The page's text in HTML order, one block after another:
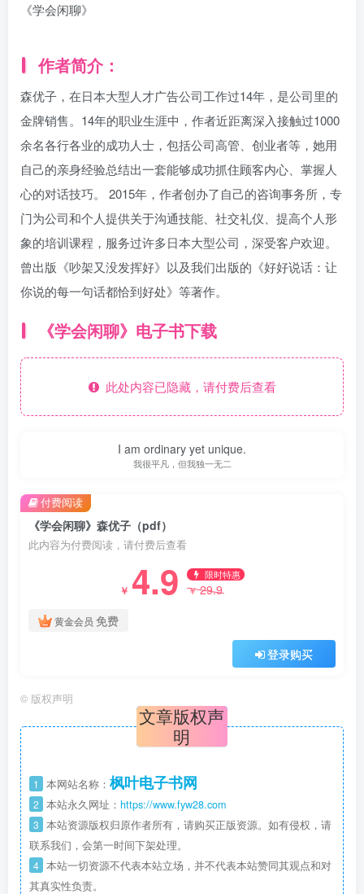
《学会闲聊》
作者简介：
森优子，在日本大型人才广告公司工作过14年，是公司里的
金牌销售。14年的职业生涯中，作者近距离深入接触过1000
余名各行各业的成功人士，包括公司高管、创业者等，她用
自己的亲身经验总结出一套能够成功抓住顾客内心、掌握人
心的对话技巧。 2015年，作者创办了自己的咨询事务所，专
门为公司和个人提供关于沟通技能、社交礼仪、提高个人形
象的培训课程，服务过许多日本大型公司，深受客户欢迎。
曾出版《吵架又没发挥好》以及我们出版的《好好说话：让
你说的每一句话都恰到好处》等著作。
《学会闲聊》电子书下载
此处内容已隐藏，请付费后查看
I am ordinary yet unique.
我很平凡，但我独一无二
《学会闲聊》森优子（pdf）
此内容为付费阅读，请付费后查看
￥ 4.9 限时特惠
￥29.9
黄金会员 免费
登录购买
付费阅读
© 版权声明
文章版权声
明
1 本网站名称： 枫叶电子书网
2 本站永久网址： https://www.fyw28.com
3 本站资源版权归原作者所有，请购买正版资源。如有侵权，请
联系我们，会第一时间下架处理。
4 本站一切资源不代表本站立场，并不代表本站赞同其观点和对
其真实性负责。